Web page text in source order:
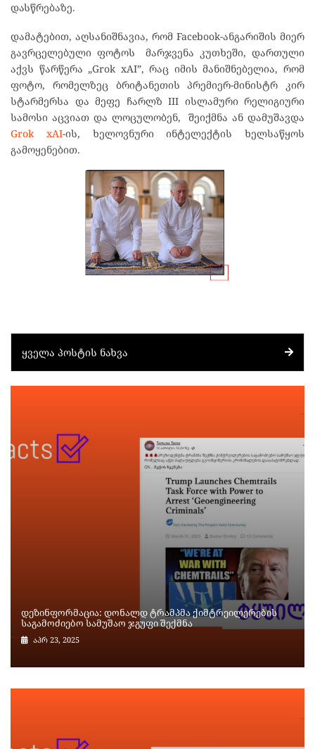
დასწრებაზე.
დამატებით, აღსანიშნავია, რომ Facebook-ანგარიშის მიერ
გავრცელებული ფოტოს მარჯვენა კუთხეში, დართული
აქვს წარწერა „Grok xAI”, რაც იმის მანიშნებელია, რომ
ფოტო, რომელზეც ბრიტანეთის პრემიერ-მინისტრ კირ
სტარმერსა და მეფე ჩარლზ III ისლამური რელიგიური
სამოსი აცვიათ და ლოცულობენ, შეიქმნა ან დამუშავდა
Grok xAI-ის, ხელოვნური ინტელექტის ხელსაწყოს
გამოყენებით.
ᲧᲕᲔᲚᲐ ᲞᲝᲡᲢᲘᲡ ᲜᲐᲮᲕᲐ
დეზინფორმაცია: დონალდ ტრამპმა ქიმტრეილერების
საგამოძიებო სამუშაო ჯგუფი შექმნა
აპრ 23, 2025